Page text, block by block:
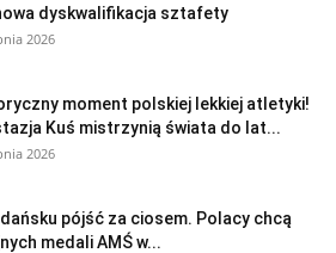
dyskwalifikacja sztafety
2026
moment polskiej lekkiej atletyki!
Kuś mistrzynią świata do lat...
2026
pójść za ciosem. Polacy chcą
medali AMŚ w...